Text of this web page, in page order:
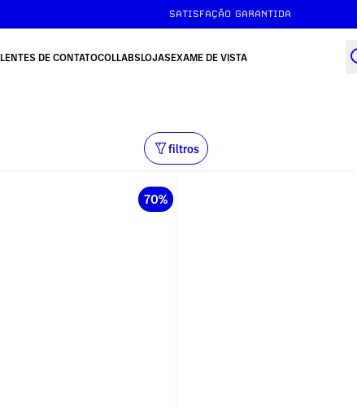
SATISFAÇÃO GARANTIDA
LENTES DE CONTATOCOLLABSLOJASEXAME DE VISTA
filtros
70%